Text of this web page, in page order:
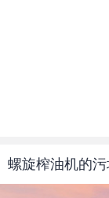
螺旋榨油机的